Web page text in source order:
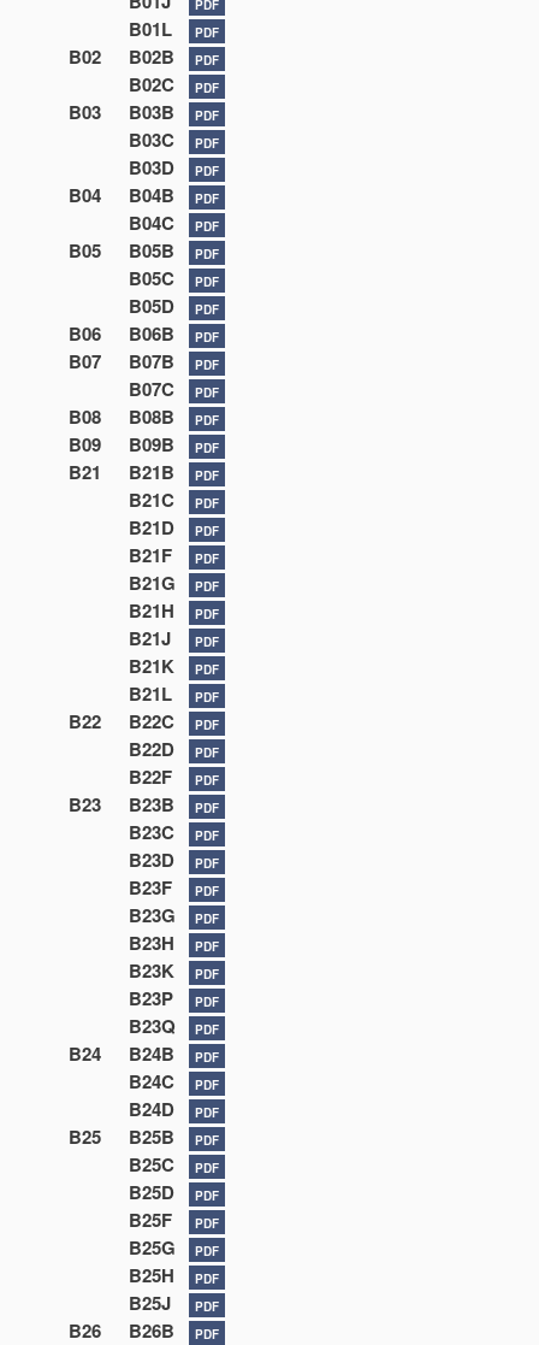
PDF
B01L PDF
B02 B02B PDF
B02C PDF
B03 B03B PDF
B03C PDF
B03D PDF
B04 B04B PDF
B04C PDF
B05 B05B PDF
B05C PDF
B05D PDF
B06 B06B PDF
B07 B07B PDF
B07C PDF
B08 B08B PDF
B09 B09B PDF
B21 B21B PDF
B21C PDF
B21D PDF
B21F PDF
B21G PDF
B21H PDF
B21J PDF
B21K PDF
B21L PDF
B22 B22C PDF
B22D PDF
B22F PDF
B23 B23B PDF
B23C PDF
B23D PDF
B23F PDF
B23G PDF
B23H PDF
B23K PDF
B23P PDF
B23Q PDF
B24 B24B PDF
B24C PDF
B24D PDF
B25 B25B PDF
B25C PDF
B25D PDF
B25F PDF
B25G PDF
B25H PDF
B25J PDF
B26 B26B PDF